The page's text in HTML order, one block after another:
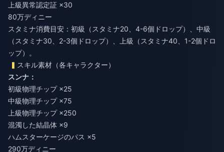
上級異常認定証 ×30
80万ディニー
スタミナ消費目安：初級（スタミナ20、4-6個ドロップ）、中級
（スタミナ30、2-3個ドロップ）、上級（スタミナ40、1-2個ドロ
ップ）。
スキル素材（各キャラクター）
スンナ：
初級物理チップ ×25
中級物理チップ ×75
上級物理チップ ×250
混濁した結晶体 ×9
ハムスターケージのパス ×5
290万ディニー